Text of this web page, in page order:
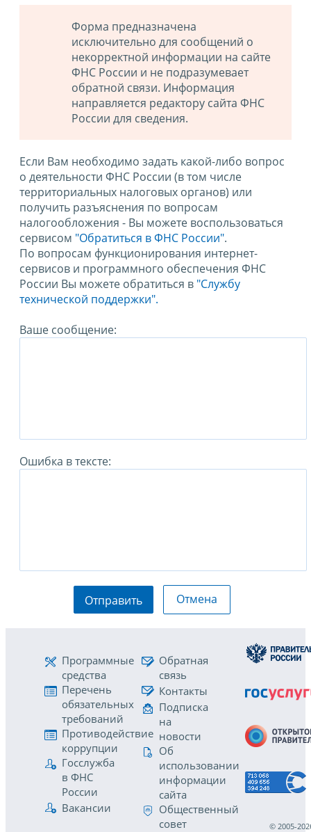
Форма предназначена
исключительно для сообщений о
некорректной информации на сайте
ФНС России и не подразумевает
обратной связи. Информация
направляется редактору сайта ФНС
России для сведения.
Если Вам необходимо задать какой-либо вопрос
о деятельности ФНС России (в том числе
территориальных налоговых органов) или
получить разъяснения по вопросам
налогообложения - Вы можете воспользоваться
сервисом "Обратиться в ФНС России".
По вопросам функционирования интернет-
сервисов и программного обеспечения ФНС
России Вы можете обратиться в "Службу
технической поддержки".
Ваше сообщение:
Ошибка в тексте:
Отправить Отмена
Программные
средства
Перечень
обязательных
требований
Противодействие
коррупции
Госслужба
в ФНС
России
Вакансии
Обратная
связь
Контакты
Подписка
на
новости
Об
использовании
информации
сайта
Общественный
совет
© 2005-